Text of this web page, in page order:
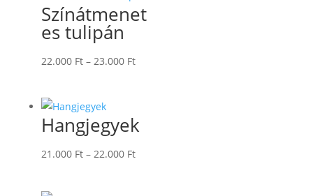
Színátmenet
es tulipán
22.000 Ft – 23.000 FtÁrtartomány:
Hangjegyek
21.000 Ft – 22.000 FtÁrtartomány: